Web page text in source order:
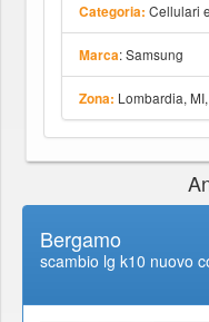
Categoria: Cellulari
Marca: Samsung
Zona: Lombardia,
Bergamo
scambio lg k10 nuovo